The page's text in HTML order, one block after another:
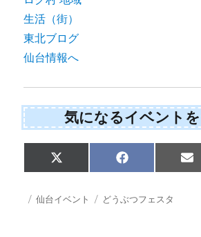
気になるイベント
Share
on
X
(
w
Share
on
F
a
e
b
E
m
投 カ
仙台イベント
タ
どうぶつフェスタ